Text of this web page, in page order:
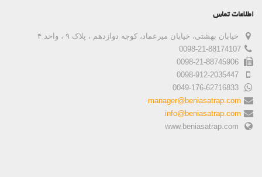
اطلاعات تماس
خیابان بهشتی، خیابان میرعماد، کوچه دوازدهم ، پلاک ۹ ، واحد ۴
0098-21-88174107
manager@beniasatrap.com
info@beniasatrap.com